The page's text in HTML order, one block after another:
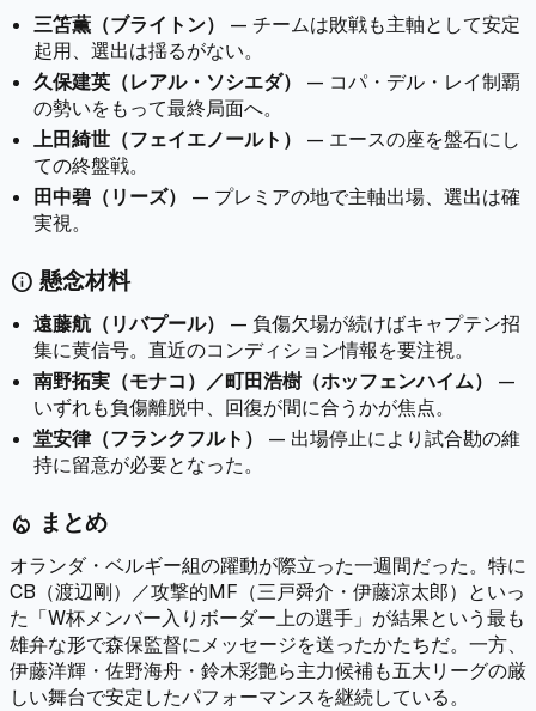
三笘薫（ブライトン）
— チームは敗戦も主軸として安定
起用、選出は揺るがない。
久保建英（レアル・ソシエダ）
— コパ・デル・レイ制覇
の勢いをもって最終局面へ。
上田綺世（フェイエノールト）
— エースの座を盤石にし
ての終盤戦。
田中碧（リーズ）
— プレミアの地で主軸出場、選出は確
実視。
info 懸念材料
遠藤航（リバプール）
— 負傷欠場が続けばキャプテン招
集に黄信号。直近のコンディション情報を要注視。
南野拓実（モナコ）／町田浩樹（ホッフェンハイム）
—
いずれも負傷離脱中、回復が間に合うかが焦点。
堂安律（フランクフルト）
— 出場停止により試合勘の維
持に留意が必要となった。
local_fire_department まとめ
オランダ・ベルギー組の躍動が際立った一週間だった。特に
CB（渡辺剛）／攻撃的MF（三戸舜介・伊藤涼太郎）といっ
た「W杯メンバー入りボーダー上の選手」が結果という最も
雄弁な形で森保監督にメッセージを送ったかたちだ。一方、
伊藤洋輝・佐野海舟・鈴木彩艶ら主力候補も五大リーグの厳
しい舞台で安定したパフォーマンスを継続している。